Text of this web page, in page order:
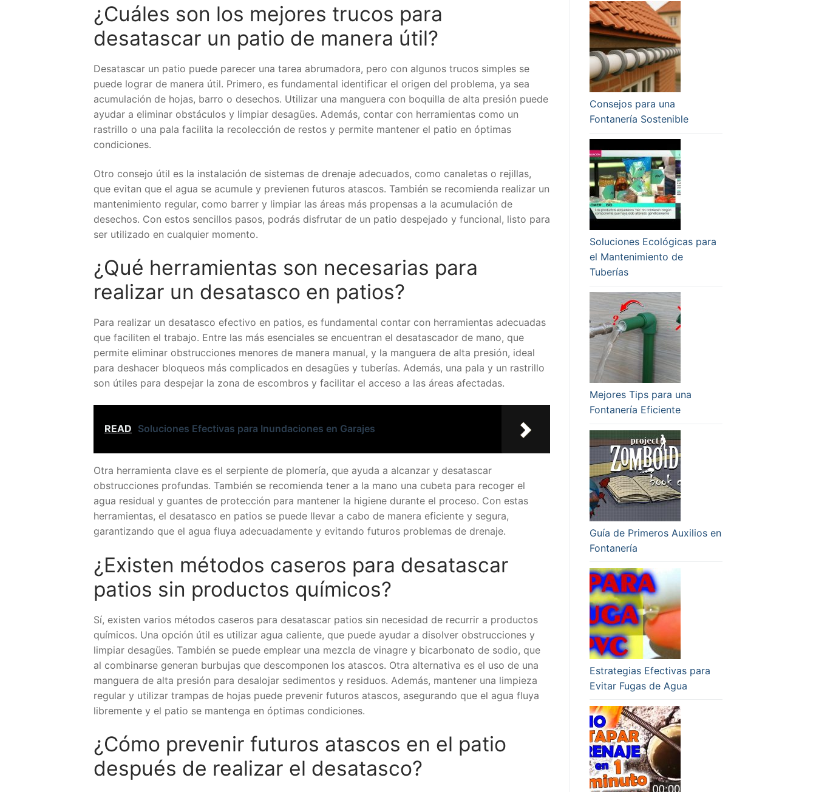
¿Cuáles son los mejores trucos para
desatascar un patio de manera útil?
Desatascar un patio puede parecer una tarea abrumadora, pero con algunos trucos simples se
puede lograr de manera útil. Primero, es fundamental identificar el origen del problema, ya sea
acumulación de hojas, barro o desechos. Utilizar una manguera con boquilla de alta presión puede
ayudar a eliminar obstáculos y limpiar desagües. Además, contar con herramientas como un
rastrillo o una pala facilita la recolección de restos y permite mantener el patio en óptimas
condiciones.
Otro consejo útil es la instalación de sistemas de drenaje adecuados, como canaletas o rejillas,
que evitan que el agua se acumule y previenen futuros atascos. También se recomienda realizar un
mantenimiento regular, como barrer y limpiar las áreas más propensas a la acumulación de
desechos. Con estos sencillos pasos, podrás disfrutar de un patio despejado y funcional, listo para
ser utilizado en cualquier momento.
¿Qué herramientas son necesarias para
realizar un desatasco en patios?
Para realizar un desatasco efectivo en patios, es fundamental contar con herramientas adecuadas
que faciliten el trabajo. Entre las más esenciales se encuentran el desatascador de mano, que
permite eliminar obstrucciones menores de manera manual, y la manguera de alta presión, ideal
para deshacer bloqueos más complicados en desagües y tuberías. Además, una pala y un rastrillo
son útiles para despejar la zona de escombros y facilitar el acceso a las áreas afectadas.
READ Soluciones Efectivas para Inundaciones en Garajes
Otra herramienta clave es el serpiente de plomería, que ayuda a alcanzar y desatascar
obstrucciones profundas. También se recomienda tener a la mano una cubeta para recoger el
agua residual y guantes de protección para mantener la higiene durante el proceso. Con estas
herramientas, el desatasco en patios se puede llevar a cabo de manera eficiente y segura,
garantizando que el agua fluya adecuadamente y evitando futuros problemas de drenaje.
¿Existen métodos caseros para desatascar
patios sin productos químicos?
Sí, existen varios métodos caseros para desatascar patios sin necesidad de recurrir a productos
químicos. Una opción útil es utilizar agua caliente, que puede ayudar a disolver obstrucciones y
limpiar desagües. También se puede emplear una mezcla de vinagre y bicarbonato de sodio, que
al combinarse generan burbujas que descomponen los atascos. Otra alternativa es el uso de una
manguera de alta presión para desalojar sedimentos y residuos. Además, mantener una limpieza
regular y utilizar trampas de hojas puede prevenir futuros atascos, asegurando que el agua fluya
libremente y el patio se mantenga en óptimas condiciones.
¿Cómo prevenir futuros atascos en el patio
después de realizar el desatasco?
Consejos para una
Fontanería Sostenible
Soluciones Ecológicas para
el Mantenimiento de
Tuberías
Mejores Tips para una
Fontanería Eficiente
Guía de Primeros Auxilios en
Fontanería
Estrategias Efectivas para
Evitar Fugas de Agua